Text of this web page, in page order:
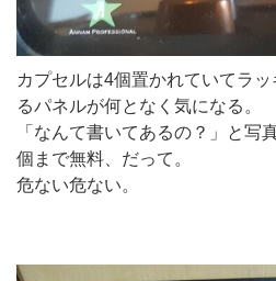
カプセルは4個置かれていてラ
るパネルが何となく気になる。
「なんて書いてあるの？」と写
個まで無料、だって。
危ない危ない。